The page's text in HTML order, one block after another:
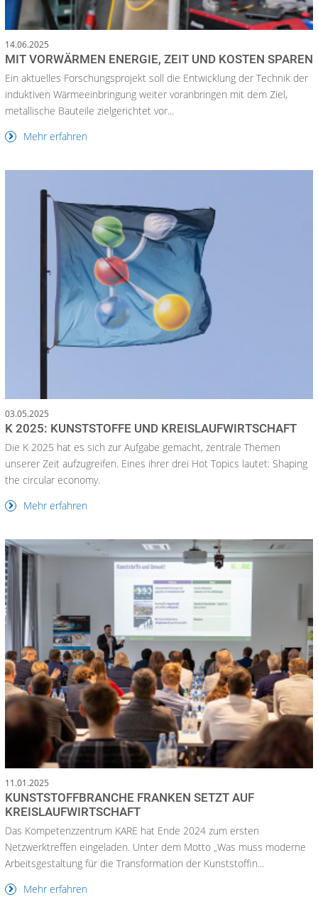
14.06.2025
MIT VORWÄRMEN ENERGIE, ZEIT UND KOSTEN SPAREN
Ein aktuelles Forschungsprojekt soll die Entwicklung der Technik der
induktiven Wärmeeinbringung weiter voranbringen mit dem Ziel,
metallische Bauteile zielgerichtet vor...
Mehr erfahren
03.05.2025
K 2025: KUNSTSTOFFE UND KREISLAUFWIRTSCHAFT
Die K 2025 hat es sich zur Aufgabe gemacht, zentrale Themen
unserer Zeit aufzugreifen. Eines ihrer drei Hot Topics lautet: Shaping
the circular economy.
Mehr erfahren
11.01.2025
KUNSTSTOFFBRANCHE FRANKEN SETZT AUF
KREISLAUFWIRTSCHAFT
Das Kompetenzzentrum KARE hat Ende 2024 zum ersten
Netzwerktreffen eingeladen. Unter dem Motto „Was muss moderne
Arbeitsgestaltung für die Transformation der Kunststoffin...
Mehr erfahren